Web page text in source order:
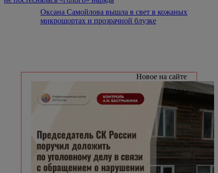
Оксана Самойлова вышла в свет в кожаных
микрошортах и прозрачной блузке
Новое на сайте